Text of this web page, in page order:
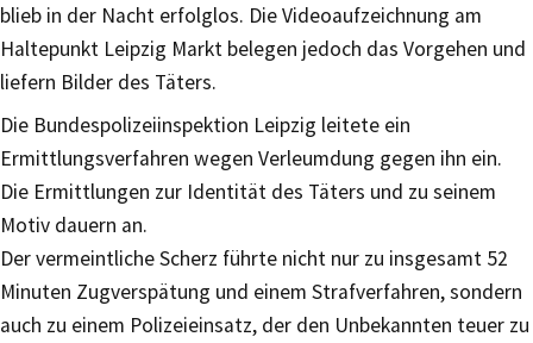
blieb in der Nacht erfolglos. Die Videoaufzeichnung am
Haltepunkt Leipzig Markt belegen jedoch das Vorgehen und
liefern Bilder des Täters.
Die Bundespolizeiinspektion Leipzig leitete ein
Ermittlungsverfahren wegen Verleumdung gegen ihn ein.
Die Ermittlungen zur Identität des Täters und zu seinem
Motiv dauern an.
Der vermeintliche Scherz führte nicht nur zu insgesamt 52
Minuten Zugverspätung und einem Strafverfahren, sondern
auch zu einem Polizeieinsatz, der den Unbekannten teuer zu